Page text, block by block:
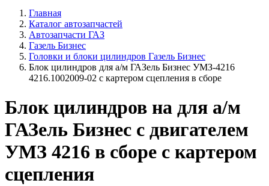
Главная
Каталог автозапчастей
Автозапчасти ГАЗ
Газель Бизнес
Головки и блоки цилиндров Газель Бизнес
Блок цилиндров для а/м ГАЗель Бизнес УМЗ-4216
4216.1002009-02 с картером сцепления в сборе
Блок цилиндров на для а/м
ГАЗель Бизнес с двигателем
УМЗ 4216 в сборе с картером
сцепления